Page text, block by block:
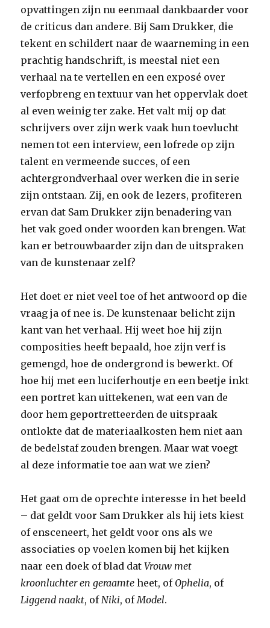
opvattingen zijn nu eenmaal dankbaarder voor
de criticus dan andere. Bij Sam Drukker, die
tekent en schildert naar de waarneming in een
prachtig handschrift, is meestal niet een
verhaal na te vertellen en een exposé over
verfopbreng en textuur van het oppervlak doet
al even weinig ter zake. Het valt mij op dat
schrijvers over zijn werk vaak hun toevlucht
nemen tot een interview, een lofrede op zijn
talent en vermeende succes, of een
achtergrondverhaal over werken die in serie
zijn ontstaan. Zij, en ook de lezers, profiteren
ervan dat Sam Drukker zijn benadering van
het vak goed onder woorden kan brengen. Wat
kan er betrouwbaarder zijn dan de uitspraken
van de kunstenaar zelf?
Het doet er niet veel toe of het antwoord op die
vraag ja of nee is. De kunstenaar belicht zijn
kant van het verhaal. Hij weet hoe hij zijn
composities heeft bepaald, hoe zijn verf is
gemengd, hoe de ondergrond is bewerkt. Of
hoe hij met een luciferhoutje en een beetje inkt
een portret kan uittekenen, wat een van de
door hem geportretteerden de uitspraak
ontlokte dat de materiaalkosten hem niet aan
de bedelstaf zouden brengen. Maar wat voegt
al deze informatie toe aan wat we zien?
Het gaat om de oprechte interesse in het beeld
– dat geldt voor Sam Drukker als hij iets kiest
of ensceneert, het geldt voor ons als we
associaties op voelen komen bij het kijken
naar een doek of blad datVrouw met
kroonluchter en geraamte heet, of Ophelia, of
Liggend naakt, ofNiki, ofModel.